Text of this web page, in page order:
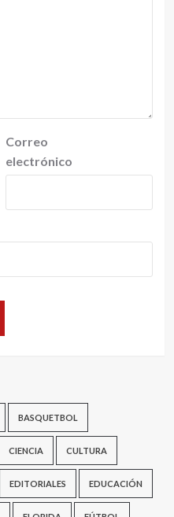
Correo
electrónico
BASQUETBOL
CIENCIA CULTURA
EDITORIALES EDUCACIÓN